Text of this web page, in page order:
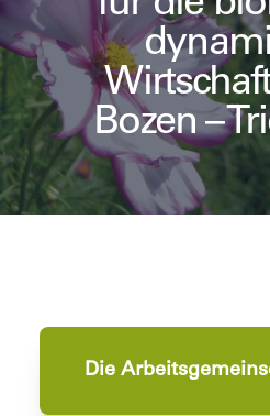
Bozen –
Die